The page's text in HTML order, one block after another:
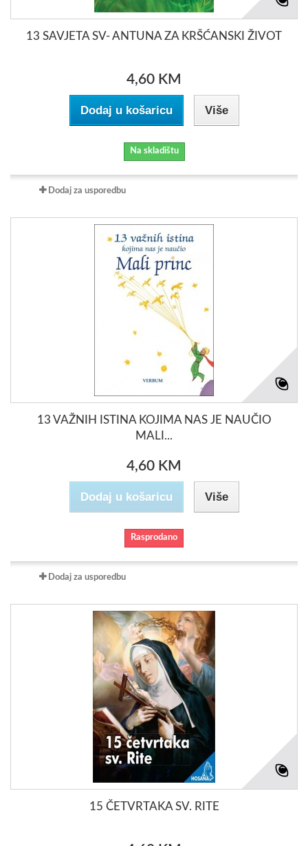
13 SAVJETA SV- ANTUNA ZA KRŠĆANSKI ŽIVOT
4,60 KM
Dodaj u košaricu Više
Na skladištu
Dodaj za usporedbu
13 VAŽNIH ISTINA KOJIMA NAS JE NAUČIO
MALI...
4,60 KM
Dodaj u košaricu Više
Rasprodano
Dodaj za usporedbu
15 ČETVRTAKA SV. RITE